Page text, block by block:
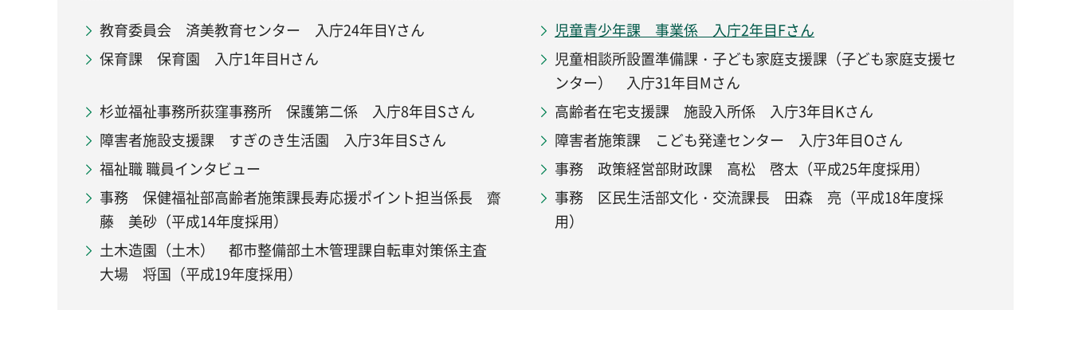
教育委員会 済美教育センター 入庁24年目Yさん
児童青少年課 事業係 入庁2年目Fさん
保育課 保育園 入庁1年目Hさん
児童相談所設置準備課・子ども家庭支援課（子ども家庭支援セ
ンター） 入庁31年目Mさん
杉並福祉事務所荻窪事務所 保護第二係 入庁8年目Sさん
高齢者在宅支援課 施設入所係 入庁3年目Kさん
障害者施設支援課 すぎのき生活園 入庁3年目Sさん
障害者施策課 こども発達センター 入庁3年目Oさん
福祉職 職員インタビュー
事務 政策経営部財政課 高松 啓太（平成25年度採用）
事務 保健福祉部高齢者施策課長寿応援ポイント担当係長 齋
藤 美砂（平成14年度採用）
事務 区民生活部文化・交流課長 田森 亮（平成18年度採
用）
土木造園（土木） 都市整備部土木管理課自転車対策係主査
大場 将国（平成19年度採用）